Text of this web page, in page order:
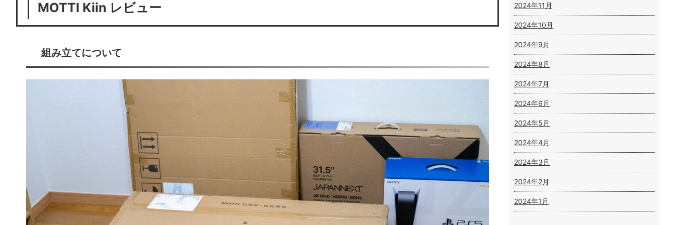
MOTTI Kiin レビュー
組み立てについて
2024年11月
2024年10月
2024年9月
2024年8月
2024年7月
2024年6月
2024年5月
2024年4月
2024年3月
2024年2月
2024年1月